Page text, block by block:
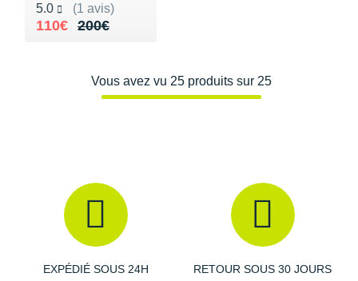
5.0
(1 avis)
Noté 5.0 sur 5
200€
Au lieu de 200€
110€
Vendu 110€
Vous avez vu 25 produits sur 25
EXPÉDIÉ SOUS 24H RETOUR SOUS 30 JOURS